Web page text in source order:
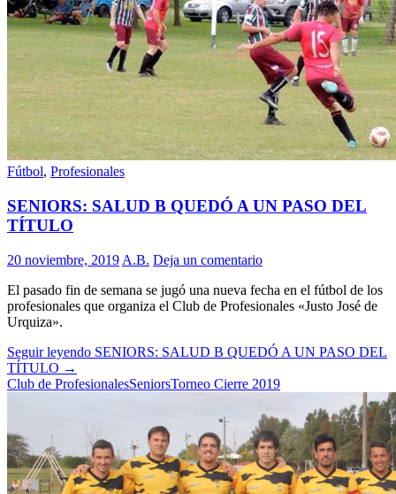
Fútbol, Profesionales
SENIORS: SALUD B QUEDÓ A UN PASO DEL
TÍTULO
20 noviembre, 2019 A.B. Deja un comentario
El pasado fin de semana se jugó una nueva fecha en el fútbol de los
profesionales que organiza el Club de Profesionales «Justo José de
Urquiza».
Seguir leyendo SENIORS: SALUD B QUEDÓ A UN PASO DEL
TÍTULO →
Club de ProfesionalesSeniorsTorneo Cierre 2019